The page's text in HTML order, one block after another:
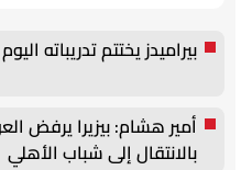
بيراميدز يختتم تدريباته
أمير هشام: بيزيرا يرفض
بالانتقال إلى شباب الأهلي